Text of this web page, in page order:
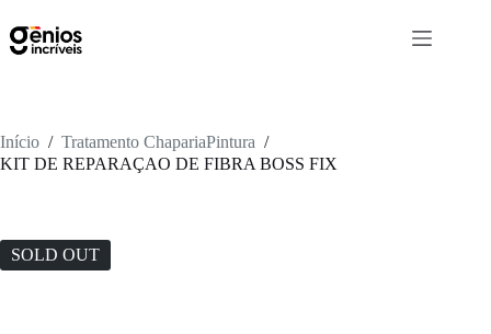
Início / Tratamento ChapariaPintura /
KIT DE REPARAÇAO DE FIBRA BOSS FIX
SOLD OUT